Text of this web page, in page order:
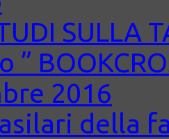
SULLA
”
2016
della